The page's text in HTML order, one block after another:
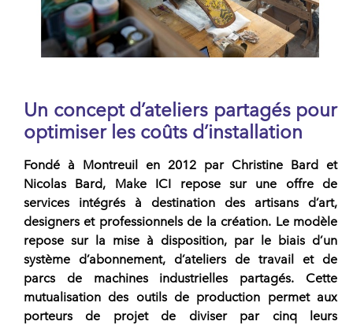
Un concept d’ateliers partagés pour
optimiser les coûts d’installation
Fondé à Montreuil en 2012 par Christine Bard
et
Nicolas Bard, Make ICI repose sur une offre de
services intégrés à destination des artisans d’art,
designers et professionnels de la création. Le modèle
repose sur la mise à disposition, par le biais d’un
système d’abonnement, d’ateliers de travail et de
parcs de machines industrielles partagés. Cette
mutualisation des outils de production permet aux
porteurs de projet de diviser par cinq leurs